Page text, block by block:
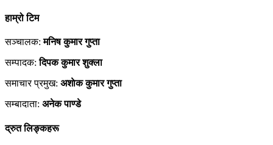
हाम्रो टिम
सञ्चालक:मनिष कुमार गुप्ता
सम्पादक:दिपक कुमार शुक्ला
समाचार प्रमुख: अशाेक कुमार गुप्ता
सम्बादाता: अनेक पाण्डे
द्रुत लिङ्कहरू